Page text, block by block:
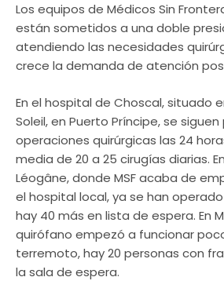
Los equipos de Médicos Sin
están sometidos a una doble
atendiendo las necesidades
crece la demanda de atención
En el hospital de Choscal, situado
Soleil, en Puerto Príncipe, se
operaciones quirúrgicas las 24
media de 20 a 25 cirugías diarias.
Léogâne, donde MSF acaba de
el hospital local, ya se han
hay 40 más en lista de espera. En
quirófano empezó a funcionar
terremoto, hay 20 personas con
la sala de espera.